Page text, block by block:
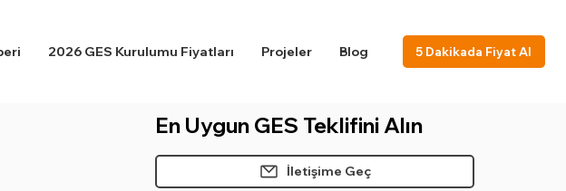
2026 GES Kurulumu Fiyatları Projeler Blog 5 Dakikada Fiyat Al
En Uygun GES Teklifini Alın
İletişime Geç